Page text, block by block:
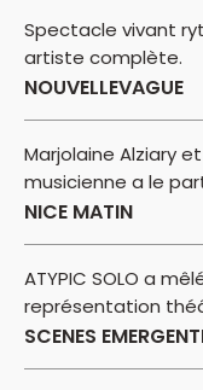
Spectacle vivant
artiste complète.
NOUVELLEVAGUE
Marjolaine Alziary
musicienne a le
NICE MATIN
ATYPIC SOLO a
représentation
SCENES